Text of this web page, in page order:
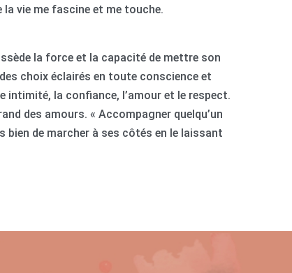
la vie me fascine et me touche.
la force et la capacité de mettre son
choix éclairés en toute conscience et
intimité, la confiance, l’amour et le respect.
des amours. « Accompagner quelqu’un
bien de marcher à ses côtés en le laissant